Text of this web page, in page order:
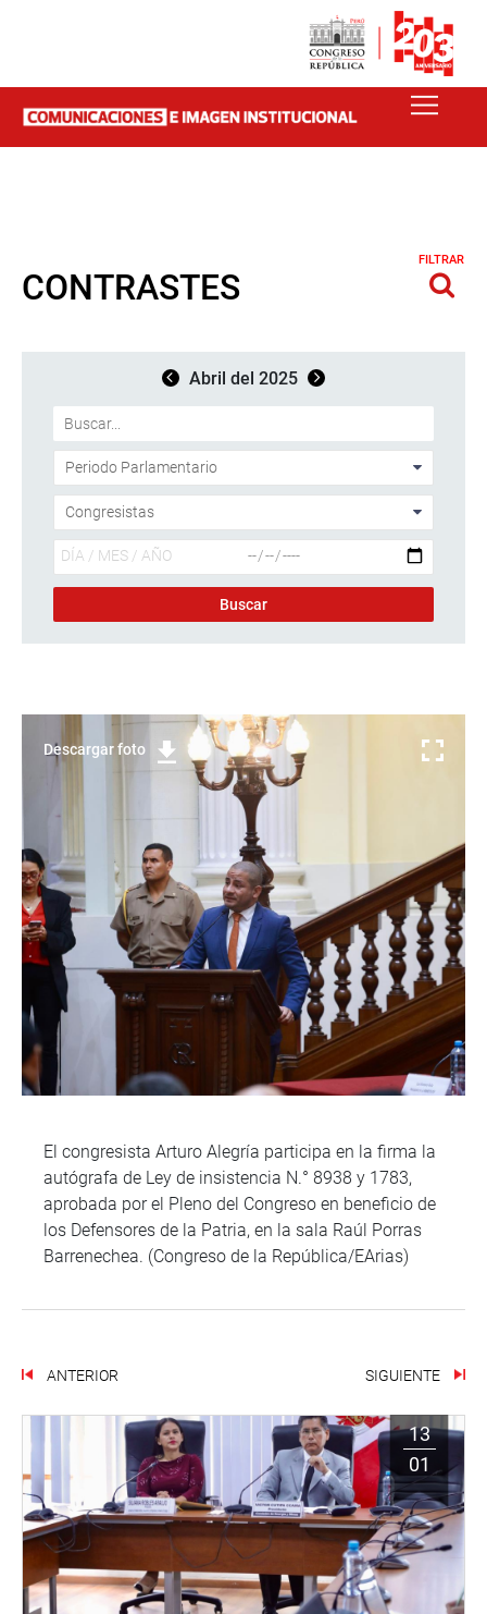
CONTRASTES
FILTRAR
Abril del 2025
Descargar foto
El congresista Arturo Alegría participa en la firma la
autógrafa de Ley de insistencia N.° 8938 y 1783,
aprobada por el Pleno del Congreso en beneficio de
los Defensores de la Patria, en la sala Raúl Porras
Barrenechea. (Congreso de la República/EArias)
ANTERIOR SIGUIENTE
13
01